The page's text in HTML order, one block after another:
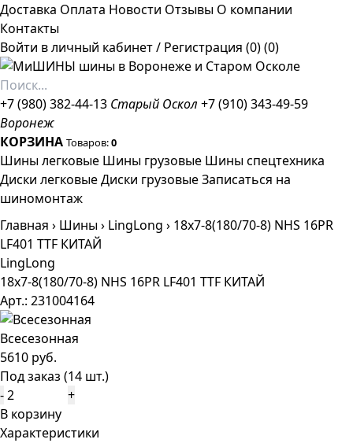
Доставка Оплата Новости Отзывы О компании
Контакты
Войти в личный кабинет/ Регистрация (0)(0)
+7 (980) 382-44-13 Старый Оскол +7 (910) 343-49-59
Воронеж
КОРЗИНА Товаров:0
Шины легковые Шины грузовые Шины спецтехника
Диски легковыеДиски грузовыеЗаписаться на
шиномонтаж
Главная › Шины› LingLong › 18x7-8(180/70-8) NHS 16PR
LF401 TTF КИТАЙ
LingLong
18x7-8(180/70-8) NHS 16PR LF401 TTF КИТАЙ
Арт.: 231004164
Всесезонная
5610 руб.
Под заказ (14 шт.)
-
+
В корзину
Характеристики